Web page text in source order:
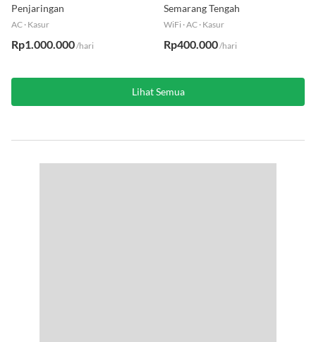
Utara
Penjaringan
AC · Kasur
Rp1.000.000/hari
Lt 8
Semarang Tengah
WiFi ·AC · Kasur
Rp400.000/hari
Lihat Semua